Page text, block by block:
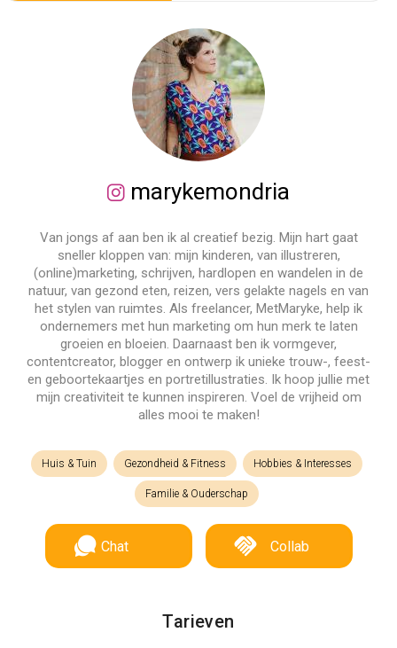
marykemondria
Van jongs af aan ben ik al creatief bezig. Mijn hart gaat
sneller kloppen van: mijn kinderen, van illustreren,
(online)marketing, schrijven, hardlopen en wandelen in de
natuur, van gezond eten, reizen, vers gelakte nagels en van
het stylen van ruimtes. Als freelancer, MetMaryke, help ik
ondernemers met hun marketing om hun merk te laten
groeien en bloeien. Daarnaast ben ik vormgever,
contentcreator, blogger en ontwerp ik unieke trouw-, feest-
en geboortekaartjes en portretillustraties. Ik hoop jullie met
mijn creativiteit te kunnen inspireren. Voel de vrijheid om
alles mooi te maken!
Huis & Tuin Gezondheid & Fitness Hobbies & Interesses
Familie & Ouderschap
Chat Collab
Tarieven